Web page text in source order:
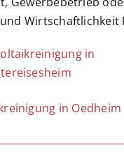
Wirtschaftlichkeit
in
in Oedheim